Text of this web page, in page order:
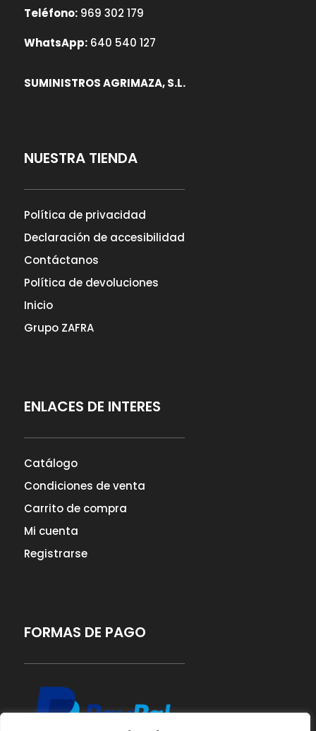
Teléfono:969 302 179
WhatsApp:640 540 127
SUMINISTROS AGRIMAZA, S.L.
NUESTRA TIENDA
Política de privacidad
Declaración de accesibilidad
Contáctanos
Política de devoluciones
Inicio
Grupo ZAFRA
ENLACES DE INTERES
Catálogo
Condiciones de venta
Carrito de compra
Mi cuenta
Registrarse
FORMAS DE PAGO